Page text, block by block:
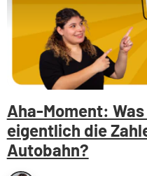
Aha-Moment:
eigentlich die
Autobahn?